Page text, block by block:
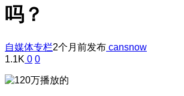
吗？
自媒体专栏2个月前发布 cansnow
1.1K 0 0